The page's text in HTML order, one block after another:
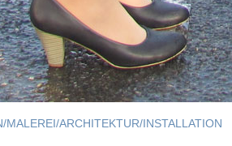
MALEREI/ARCHITEKTUR/INSTALLATION